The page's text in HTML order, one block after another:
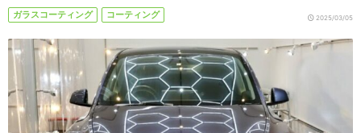
ガラスコーティング コーティング 2025/03/05